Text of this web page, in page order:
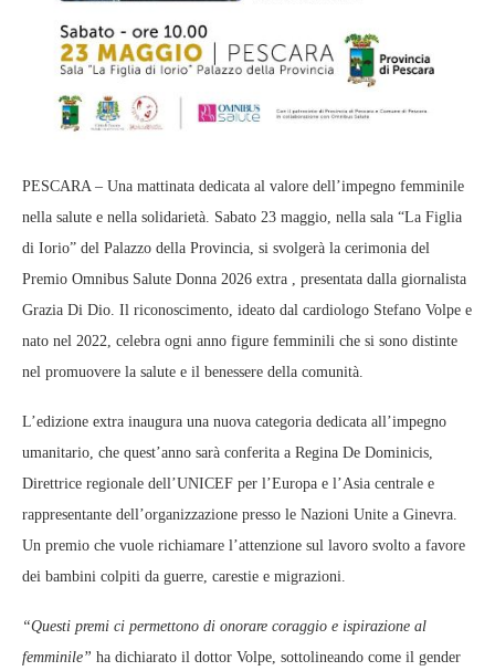
PESCARA – Una mattinata dedicata al valore dell’impegno femminile
nella salute e nella solidarietà. Sabato 23 maggio, nella sala “La Figlia
di Iorio” del Palazzo della Provincia, si svolgerà la cerimonia del
Premio Omnibus Salute Donna 2026 extra , presentata dalla giornalista
Grazia Di Dio. Il riconoscimento, ideato dal cardiologo Stefano Volpe e
nato nel 2022, celebra ogni anno figure femminili che si sono distinte
nel promuovere la salute e il benessere della comunità.
L’edizione extra inaugura una nuova categoria dedicata all’impegno
umanitario, che quest’anno sarà conferita a Regina De Dominicis,
Direttrice regionale dell’UNICEF per l’Europa e l’Asia centrale e
rappresentante dell’organizzazione presso le Nazioni Unite a Ginevra.
Un premio che vuole richiamare l’attenzione sul lavoro svolto a favore
dei bambini colpiti da guerre, carestie e migrazioni.
“Questi premi ci permettono di onorare coraggio e ispirazione al
femminile” ha dichiarato il dottor Volpe, sottolineando come il gender